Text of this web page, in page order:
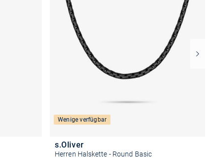
Wenige verfügbar
s.Oliver
Herren Halskette - Round Basic